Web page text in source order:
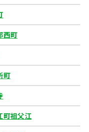
西町
町
町祖父江